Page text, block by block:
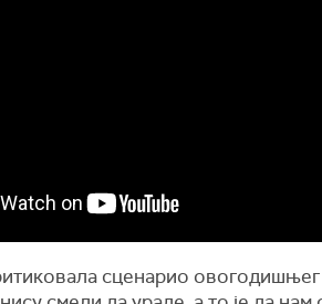
сценарио